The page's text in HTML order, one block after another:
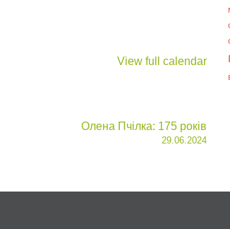
View full calendar
Олена Пчілка: 175 років
29.06.2024